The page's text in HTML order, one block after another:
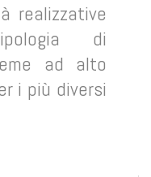
realizzative
di
ad alto
i più diversi